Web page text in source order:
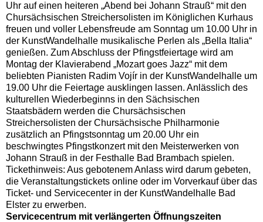
Uhr auf einen heiteren „Abend bei Johann Strauß“ mit den
Chursächsischen Streichersolisten im Königlichen Kurhaus
freuen und voller Lebensfreude am Sonntag um 10.00 Uhr in
der KunstWandelhalle musikalische Perlen als „Bella Italia“
genießen. Zum Abschluss der Pfingstfeiertage wird am
Montag der Klavierabend „Mozart goes Jazz“ mit dem
beliebten Pianisten Radim Vojír in der KunstWandelhalle um
19.00 Uhr die Feiertage ausklingen lassen. Anlässlich des
kulturellen Wiederbeginns in den Sächsischen
Staatsbädern werden die Chursächsischen
Streichersolisten der Chursächsische Philharmonie
zusätzlich an Pfingstsonntag um 20.00 Uhr ein
beschwingtes Pfingstkonzert mit den Meisterwerken von
Johann Strauß in der Festhalle Bad Brambach spielen.
Tickethinweis: Aus gebotenem Anlass wird darum gebeten,
die Veranstaltungstickets online oder im Vorverkauf über das
Ticket- und Servicecenter in der KunstWandelhalle Bad
Elster zu erwerben.
Servicecentrum mit verlängerten Öffnungszeiten